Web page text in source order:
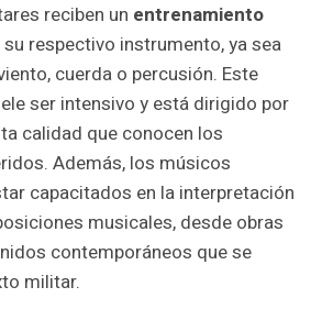
reciben un entrenamiento
su respectivo instrumento, ya sea
cuerda o percusión. Este
ser intensivo y está dirigido por
calidad que conocen los
Además, los músicos
capacitados en la interpretación
musicales, desde obras
contemporáneos que se
militar.